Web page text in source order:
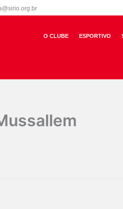
O CLUBE ESPORTIVO